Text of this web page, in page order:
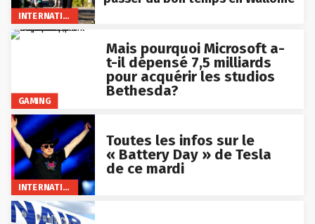
INTERNATIONAL
GAMING
Mais pourquoi Microsoft a-
t-il dépensé 7,5 milliards
pour acquérir les studios
Bethesda?
INTERNATIONAL
Toutes les infos sur le
« Battery Day » de Tesla
de ce mardi